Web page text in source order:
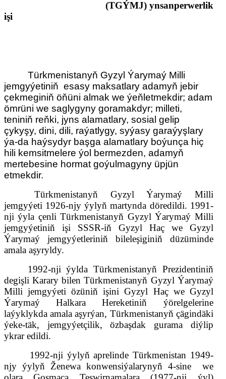
(TGÝMJ) ynsanperwerlik
işi
Türkmenistanyň Gyzyl Ýarymaý Milli
jemgyýetiniň esasy maksatlary adamyň jebir
çekmeginiň öňüni almak we ýeňletmekdir; adam
ömrüni we saglygyny goramakdyr; milleti,
teniniň reňki, jyns alamatlary, sosial gelip
çykyşy, dini, dili, raýatlygy, syýasy garaýyşlary
ýa-da haýsydyr başga alamatlary boýunça hiç
hili kemsitmelere ýol bermezden, adamyň
mertebesine hormat goýulmagyny üpjün
etmekdir.
Türkmenistanyň Gyzyl Ýarymaý Milli
jemgyýeti 1926-njy ýylyň martynda döredildi. 1991-
nji ýyla çenli Türkmenistanyň Gyzyl Ýarymaý Milli
jemgyýetiniň işi SSSR-iň Gyzyl Haç we Gyzyl
Ýarymaý jemgyýetleriniň bileleşiginiň düzüminde
amala aşyryldy.
1992-nji ýylda Türkmenistanyň Prezidentiniň
degişliKarary bilen Türkmenistanyň Gyzyl Ýarymaý
Milli jemgyýeti özüniň işini Gyzyl Haç we Gyzyl
Ýarymaý Halkara Hereketiniň ýörelgelerine
laýyklykda amala aşyrýan, Türkmenistanyň çägindäki
ýeke-täk, jemgyýetçilik, özbaşdak gurama diýlip
ykrar edildi.
1992-nji ýylyň aprelinde Türkmenistan 1949-
njy ýylyň Ženewa konwensiýalarynyň 4-sine
we